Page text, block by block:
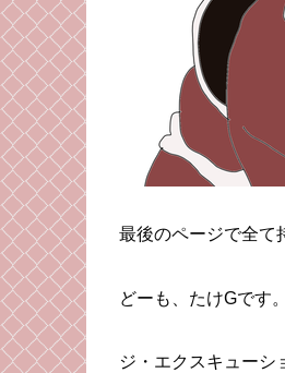
最後のページで全て
どーも、たけGです。
ジ・エクスキューシ